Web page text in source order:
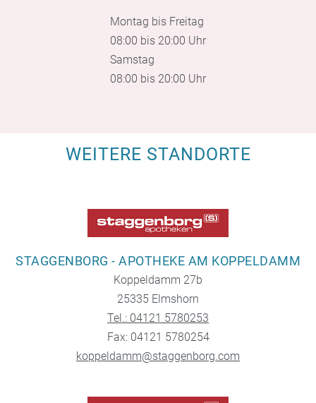
Montag bis Freitag
08:00 bis 20:00 Uhr
Samstag
08:00 bis 20:00 Uhr
WEITERE STANDORTE
STAGGENBORG - APOTHEKE AM KOPPELDAMM
Koppeldamm 27b
25335 Elmshorn
Tel.: 04121 5780253
Fax: 04121 5780254
koppeldamm@staggenborg.com